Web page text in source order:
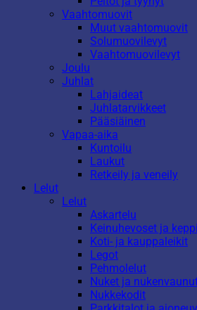
Vaahtomuovit
Muut vaahtomuovit
Solumuovilevyt
Vaahtomuovilevyt
Joulu
Juhlat
Lahjaideat
Juhlatarvikkeet
Pääsiäinen
Vapaa-aika
Kuntoilu
Laukut
Retkeily ja veneily
Lelut
Lelut
Askartelu
Keinuhevoset ja
Koti- ja kauppaleikit
Legot
Pehmolelut
Nuket ja
Nukkekodit